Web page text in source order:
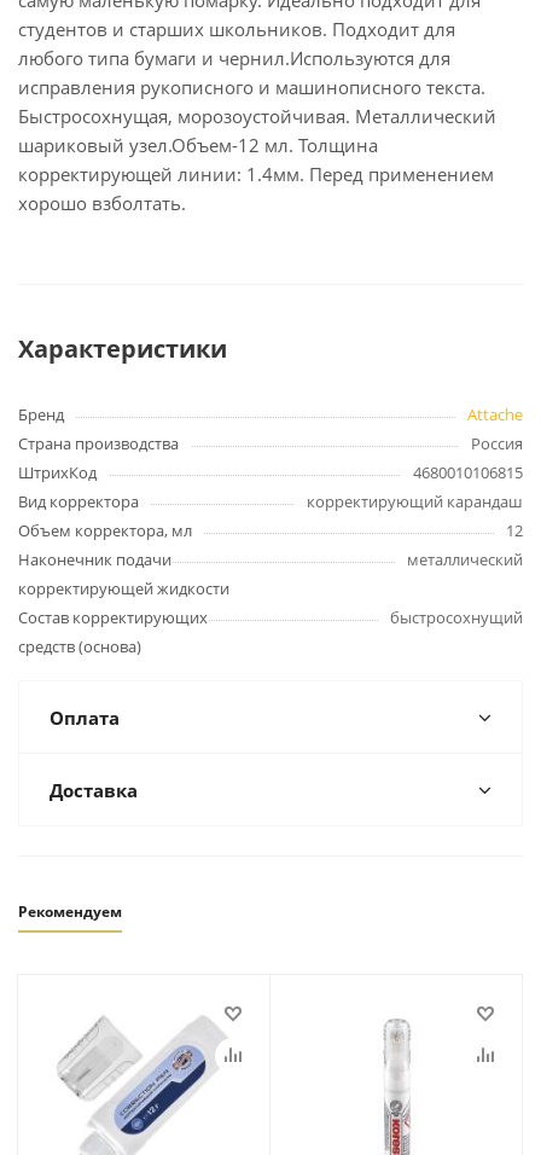
студентов и старших школьников. Подходит для
любого типа бумаги и чернил.Используются для
исправления рукописного и машинописного текста.
Быстросохнущая, морозоустойчивая. Металлический
шариковый узел.Объем-12 мл. Толщина
корректирующей линии: 1.4мм. Перед применением
хорошо взболтать.
Характеристики
Бренд
Attache
Страна производства
Россия
ШтрихКод
4680010106815
Вид корректора
корректирующий карандаш
Объем корректора, мл
12
Наконечник подачи
корректирующей жидкости
металлический
Состав корректирующих
средств (основа)
быстросохнущий
Оплата
Доставка
Рекомендуем